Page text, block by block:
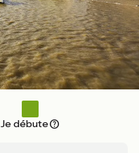
Je débute